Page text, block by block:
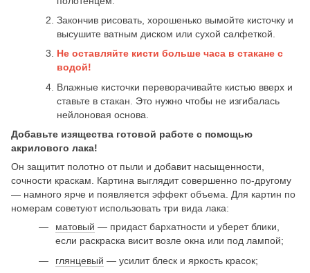
Закончив рисовать, хорошенько вымойте кисточку и
высушите ватным диском или сухой салфеткой.
Не оставляйте кисти больше часа в стакане с
водой!
Влажные кисточки переворачивайте кистью вверх и
ставьте в стакан. Это нужно чтобы не изгибалась
нейлоновая основа.
Добавьте изящества готовой работе с помощью
акрилового лака!
Он защитит полотно от пыли и добавит насыщенности,
сочности краскам. Картина выглядит совершенно по-другому
— намного ярче и появляется эффект объема. Для картин по
номерам советуют использовать три вида лака:
матовый — придаст бархатности и уберет блики,
если раскраска висит возле окна или под лампой;
глянцевый — усилит блеск и яркость красок;